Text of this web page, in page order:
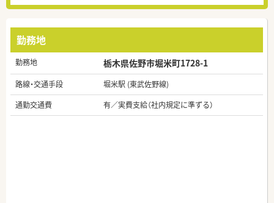
勤務地
勤務地 栃木県佐野市堀米町1728-1
路線・交通手段
堀米駅 (東武佐野線)
通勤交通費
有／実費支給（社内規定に準ずる）